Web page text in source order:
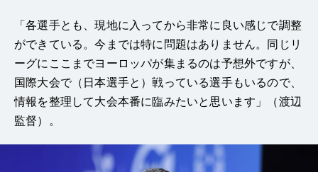
「各選手とも、現地に入ってから非常に良い感じで調整
ができている。今までは特に問題はありません。同じリ
ーグにここまでヨーロッパが集まるのは予想外ですが、
国際大会で（日本選手と）戦っている選手もいるので、
情報を整理して大会本番に臨みたいと思います」（渡辺
監督）。